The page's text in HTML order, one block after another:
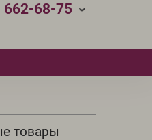
662-68-75
товары